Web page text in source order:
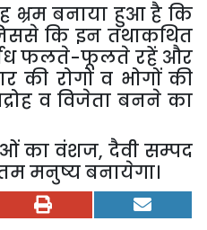
भ्रम बनाया हुआ है कि
कि इन तथाकथित
फलते-फूलते रहें और
की रोगों व भोगों की
व विजेता बनने का
का वंशज, दैवी सम्पद
मनुष्य बनायेगा।